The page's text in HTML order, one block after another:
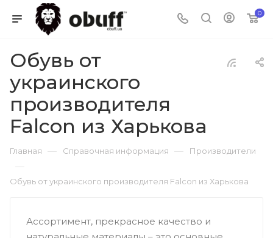
0
Обувь от
украинского
производителя
Falcon из Харькова
Главная — Справочная информация — Производители
—
Обувь от украинского производителя Falcon из Харькова
Ассортимент, прекрасное качество и